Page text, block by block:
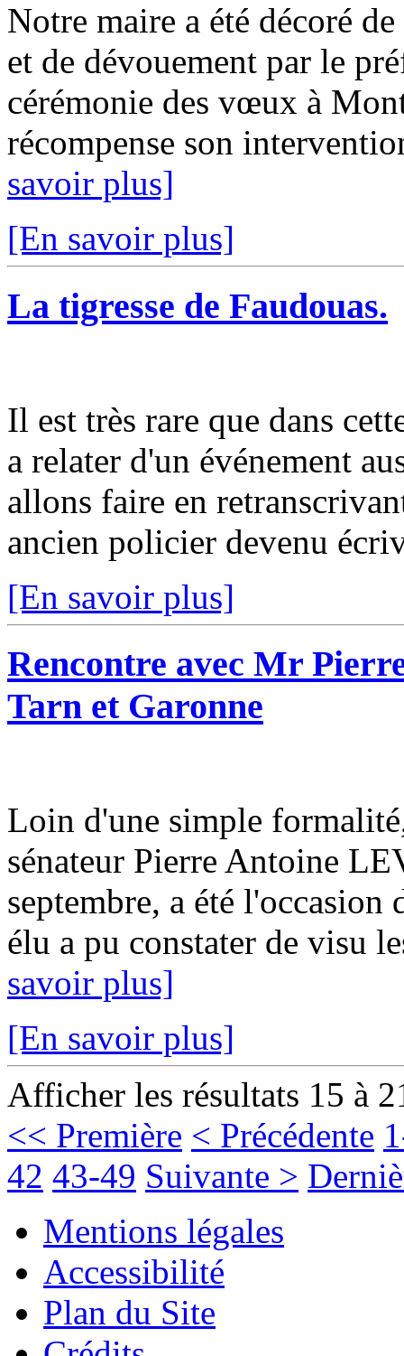
Notre maire a été décoré
et de dévouement par le
cérémonie des vœux à
récompense son
savoir plus]
[En savoir plus]
La tigresse de Faudouas.
Il est très rare que dans
a relater d'un événement
allons faire en
ancien policier devenu
[En savoir plus]
Rencontre avec Mr
Tarn et Garonne
Loin d'une simple
sénateur Pierre Antoine
septembre, a été
élu a pu constater de visu
savoir plus]
[En savoir plus]
Afficher les résultats 15 à
<< Première < Précédente
42 43-49 Suivante >
Mentions légales
Accessibilité
Plan du Site